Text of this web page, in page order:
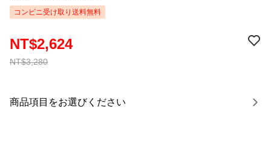
コンビニ受け取り送料無料
NT$3,280
NT$2,624
商品項目をお選びください